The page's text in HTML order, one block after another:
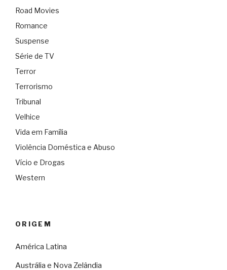
Road Movies
Romance
Suspense
Série de TV
Terror
Terrorismo
Tribunal
Velhice
Vida em Família
Violência Doméstica e Abuso
Vício e Drogas
Western
ORIGEM
América Latina
Austrália e Nova Zelândia